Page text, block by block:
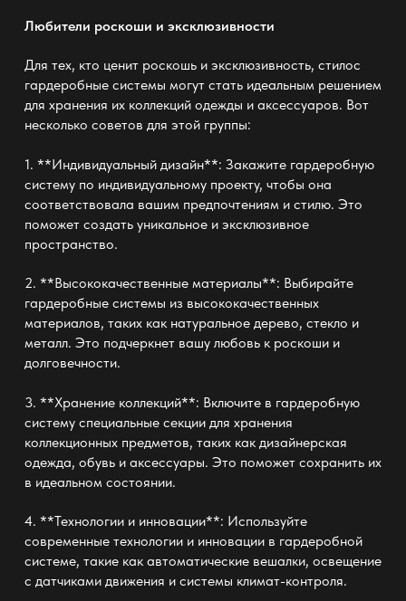
Любители роскоши и эксклюзивности
Для тех, кто ценит роскошь и эксклюзивность, стилос
гардеробные системы могут стать идеальным решением
для хранения их коллекций одежды и аксессуаров. Вот
несколько советов для этой группы:
1. **Индивидуальный дизайн**: Закажите гардеробную
систему по индивидуальному проекту, чтобы она
соответствовала вашим предпочтениям и стилю. Это
поможет создать уникальное и эксклюзивное
пространство.
2. **Высококачественные материалы**: Выбирайте
гардеробные системы из высококачественных
материалов, таких как натуральное дерево, стекло и
металл. Это подчеркнет вашу любовь к роскоши и
долговечности.
3. **Хранение коллекций**: Включите в гардеробную
систему специальные секции для хранения
коллекционных предметов, таких как дизайнерская
одежда, обувь и аксессуары. Это поможет сохранить их
в идеальном состоянии.
4. **Технологии и инновации**: Используйте
современные технологии и инновации в гардеробной
системе, такие как автоматические вешалки, освещение
с датчиками движения и системы климат-контроля.